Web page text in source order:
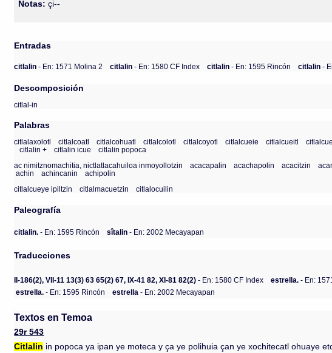
Notas: çi--
Entradas
citlalin- En: 1571 Molina 2 citlalin- En: 1580 CF Index citlalin- En: 1595 Rincón citlalin-
Descomposición
citlal-in
Palabras
citlalaxolotl citlalcoatl citlalcohuatl citlalcolotl citlalcoyotl citlalcueie citlalcueitl
citlalin +
citlalin icue
citlalin popoca
ac nimitznomachitia, nictlatlacahuiloa inmoyollotzin
acacapalin acachapolin acacitzin
achin
achincanin
achipolin
citlalcueye ipiltzin
citlalmacuetzin citlalocuilin
Paleografía
citlalin. - En: 1595 Rincón sîtalin - En: 2002 Mecayapan
Traducciones
II-186(2), VII-11 13(3) 63 65(2) 67, IX-41 82, XI-81 82(2) - En: 1580 CF Index estrella. - En:
estrella. - En: 1595 Rincón estrella - En: 2002 Mecayapan
Textos en Temoa
29r 543
Citlalin in popoca ya ipan ye moteca y ça ye polihuia çan ye xochitecatl ohuaye